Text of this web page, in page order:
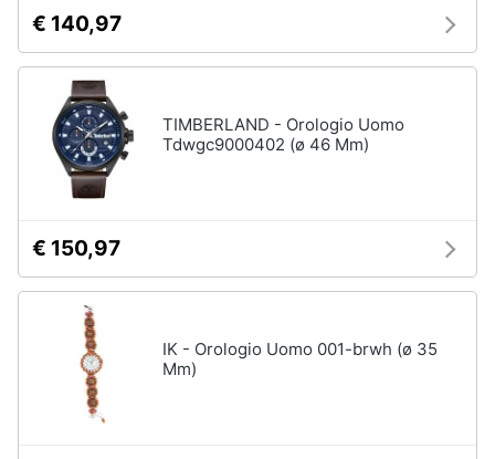
€ 140,97
TIMBERLAND - Orologio Uomo
Tdwgc9000402 (ø 46 Mm)
€ 150,97
IK - Orologio Uomo 001-brwh (ø 35
Mm)